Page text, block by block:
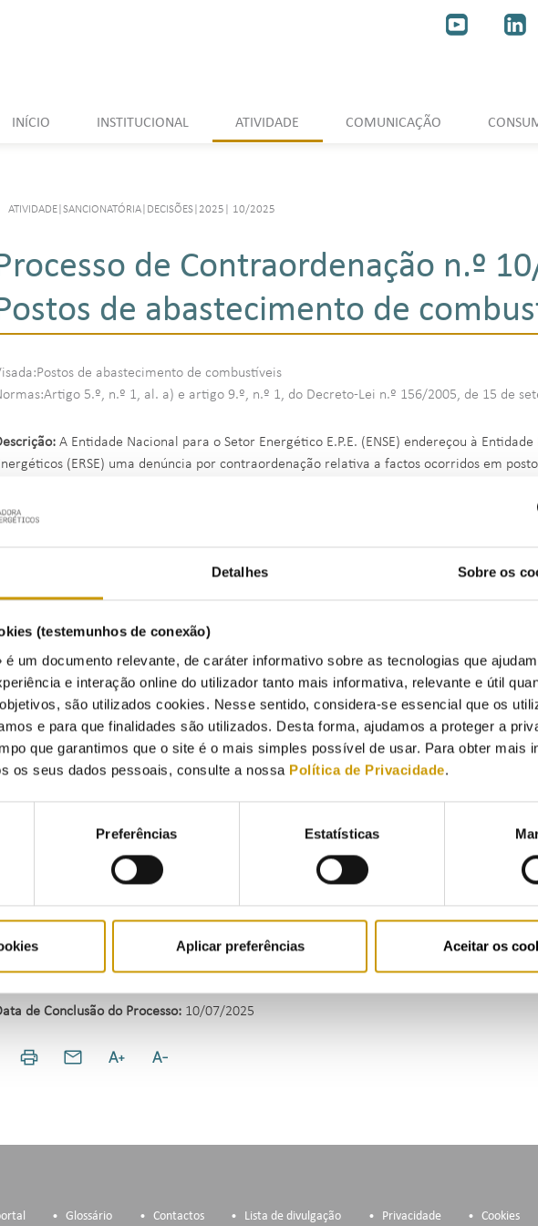
Detalhes Sobre os
(testemunhos de conexão)
é um documento relevante, de caráter informativo sobre as tecnologias que
e interação online do utilizador tanto mais informativa, relevante e útil
são utilizados cookies. Nesse sentido, considera-se essencial que os
e para que finalidades são utilizados. Desta forma, ajudamos a proteger a
que garantimos que o site é o mais simples possível de usar. Para obter mais
os seus dados pessoais, consulte a nossa Política de Privacidade.
Preferências Estatísticas
Aplicar preferências Aceitar os
INÍCIO INSTITUCIONAL ATIVIDADE COMUNICAÇÃO
ATIVIDADE SANCIONATÓRIA DECISÕES 2025 10/2025
de Contraordenação n.º
de abastecimento de
de abastecimento de combustíveis
5.º, n.º 1, al. a) e artigo 9.º, n.º 1, do Decreto-Lei n.º 156/2005, de 15 de
A Entidade Nacional para o Setor Energético E.P.E. (ENSE) endereçou à
(ERSE) uma denúncia por contraordenação relativa a factos ocorridos em
explorado pela visada, por não ter sido enviado à ERSE, no prazo legalmente previsto, o
Reclamações existente no estabelecimento, em violação do disposto na alínea a) do n.º
esta entidade reguladora verificado existirem indícios da prática de
no Decreto-Lei n.º 156/2005, de 15 de setembro, na redação em vigor, diploma
obrigatoriedade da existência e disponibilização do Livro de Reclamações a todos os
serviços que tenham contacto com o público em geral, o Conselho de Administração da
proceder à abertura do Processo de Contraordenação n.º 10/2025.
Nos termos do disposto na alínea i) do n.º 1 do artigo 11.º do Decreto-Lei n.º 156/2005, de
para proceder à fiscalização do cumprimento do disposto no referido diploma
respetivos processos de contraordenação e para a aplicação de coima e sanções
enquadramento, após notificação da visada da abertura do processo de
artigo 47.º do Decreto-Lei n.º 9/2021, de 29 de janeiro, na redação em vigor, a visada
Em face do exposto, o processo de contraordenação foi encerrado e notificada a visada da
voluntário da coima no valor de 1 200,00 €.
Artigo 5.º, n.º 1, al. a) e artigo 9.º, n.º 1, do Decreto-Lei n.º 156/2005, de 15 de
de Conclusão do Processo: 10/07/2025
Glossário Contactos Lista de divulgação Privacidade Cookies